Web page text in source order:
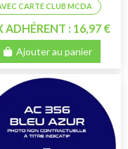
ADHÉRENT : 16,97 €
Ajouter au panier